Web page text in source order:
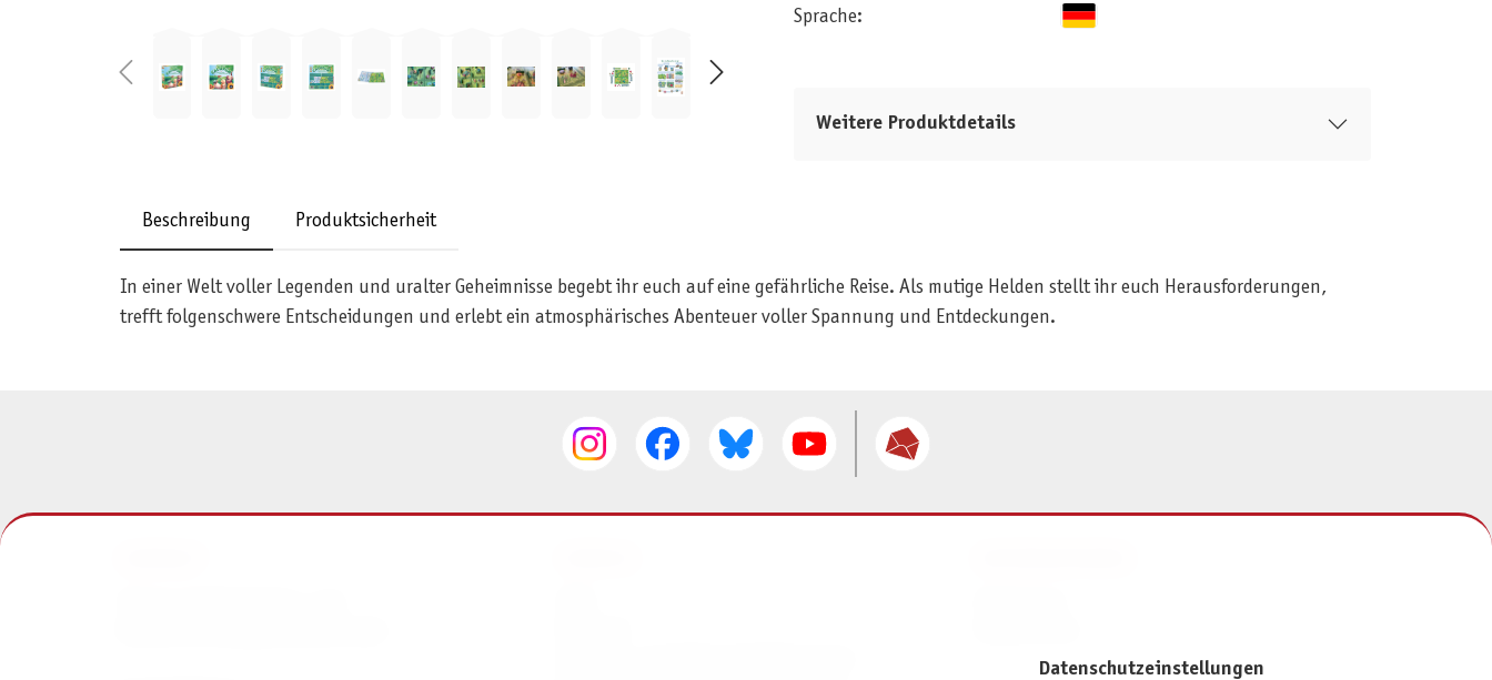
Sprache:
Weitere Produktdetails
Beschreibung Produktsicherheit
In einer Welt voller Legenden und uralter Geheimnisse begebt ihr euch auf eine gefährliche Reise. Als mutige Helden stellt ihr euch Herausforderungen,
trefft folgenschwere Entscheidungen und erlebt ein atmosphärisches Abenteuer voller Spannung und Entdeckungen.
Datenschutzeinstellungen